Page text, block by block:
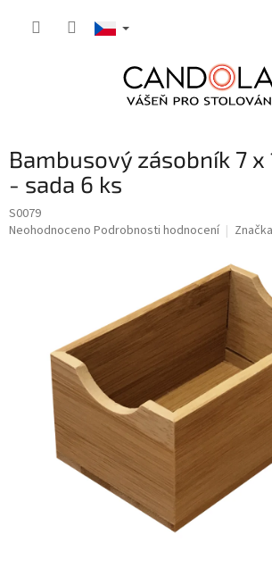
Bambusový zásobník 7 x
- sada 6 ks
S0079
Průměrné
hvězdiček.
Neohodnoceno Podrobnosti hodnocení